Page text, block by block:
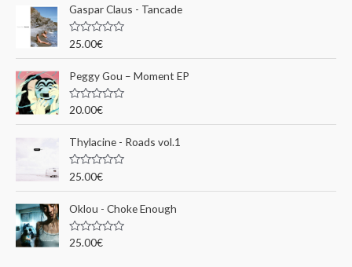
u
r
:
e
0
s
r
5
Gaspar Claus - Tancade
N
t
e
0
s
r
5
25.00€
Peggy Gou ‎– Moment EP
N
e
0
s
r
5
20.00€
Thylacine - Roads vol.1
N
t
e
0
s
r
25.00€
Oklou - Choke Enough
N
25.00€